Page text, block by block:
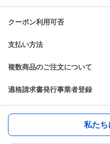
クーポン利用可否
支払い方法
複数商品のご注文について
適格請求書発行事業者登録
私たち